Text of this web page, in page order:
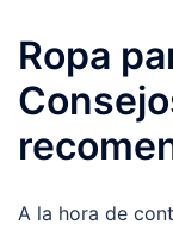
Ropa
A la hora de